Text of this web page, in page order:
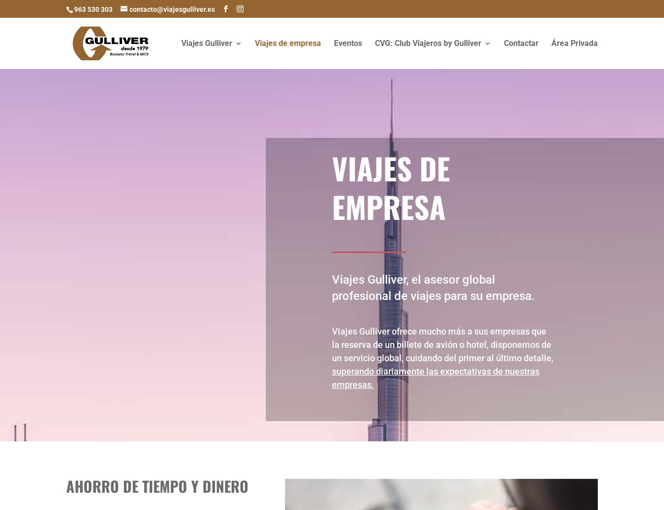
963 530 303 contacto@viajesgulliver.es
Viajes Gulliver Viajes de empresa Eventos CVG: Club Viajeros by Gulliver Contactar Área Privada
VIAJES DE
EMPRESA
Viajes Gulliver, el asesor global
profesional de viajes para su empresa.
Viajes Gulliver ofrece mucho más a sus empresas que
la reserva de un billete de avión o hotel, disponemos de
un servicio global, cuidando del primer al último detalle,
superando diariamente las expectativas de nuestras
empresas.
AHORRO DE TIEMPO Y DINERO